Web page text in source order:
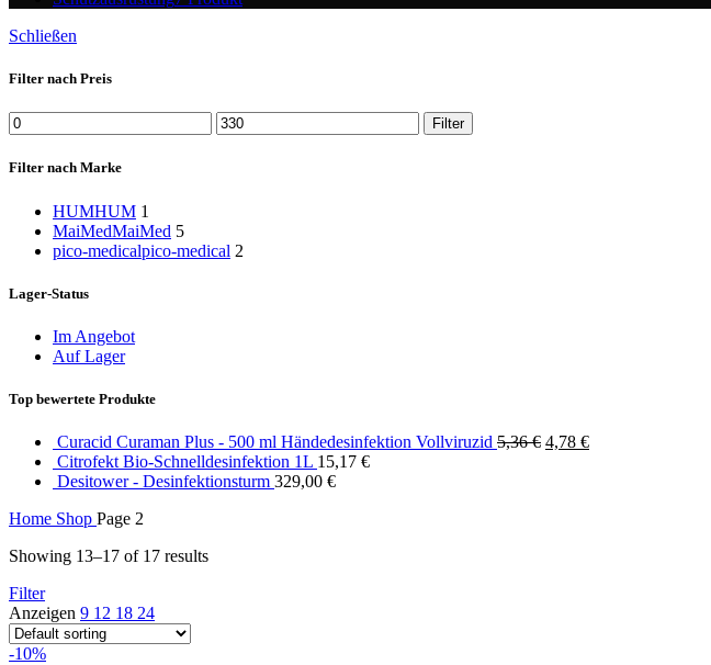
Schließen
Filter nach Preis
Min
price
Max
price
Filter
Filter nach Marke
HUMHUM 1
MaiMedMaiMed 5
pico-medicalpico-medical 2
Lager-Status
Im Angebot
Auf Lager
Top bewertete Produkte
Curacid Curaman Plus - 500 ml Händedesinfektion Vollviruzid 5,36€ 4,78 €
Citrofekt Bio-Schnelldesinfektion 1L 15,17 €
Desitower - Desinfektionsturm 329,00 €
Home Shop Page 2
Showing 13–17 of 17 results
Filter
Anzeigen 9 12 18 24
-10%